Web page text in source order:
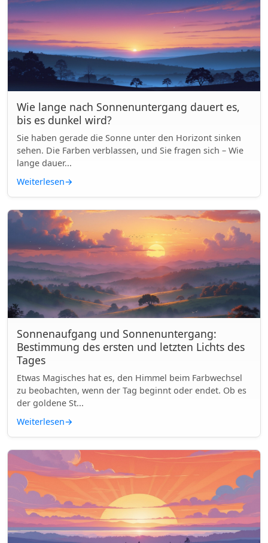
Wie lange nach Sonnenuntergang dauert es,
bis es dunkel wird?
Sie haben gerade die Sonne unter den Horizont sinken
sehen. Die Farben verblassen, und Sie fragen sich – Wie
lange dauer...
Weiterlesen→
Sonnenaufgang und Sonnenuntergang:
Bestimmung des ersten und letzten Lichts des
Tages
Etwas Magisches hat es, den Himmel beim Farbwechsel
zu beobachten, wenn der Tag beginnt oder endet. Ob es
der goldene St...
Weiterlesen→